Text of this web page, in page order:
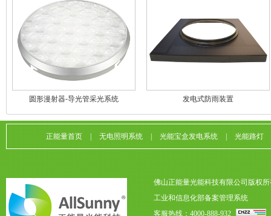
圆形漫射器-导光管采光系统 发电式防雨装置
正能量首页 无电照明系统 光能宝盒发电系统 光能路灯
佛山正能量光能科技有限公司版权
工业和信息化部备案管理系统
客服热线：4000-888-932